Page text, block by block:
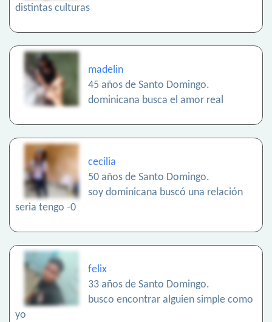
distintas culturas
madelin
45 años de Santo Domingo.
dominicana busca el amor real
cecilia
50 años de Santo Domingo.
soy dominicana buscó una relación
seria tengo -0
felix
33 años de Santo Domingo.
busco encontrar alguien simple como
yo